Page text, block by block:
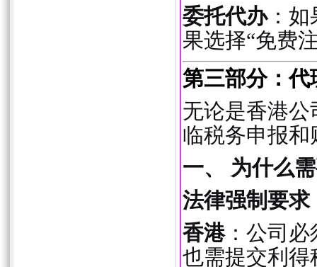
委托代办：如
果选择“免费
第三部分：
无论是香港
临税务申报
一、 为什么
法律强制要求
香港：公司必
也需提交利得